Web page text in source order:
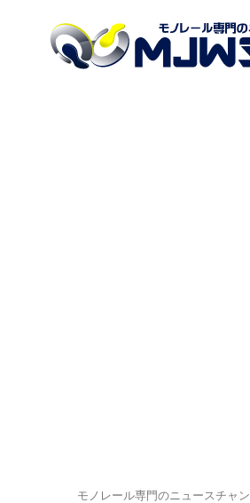
モノレール専門のニュースチャ